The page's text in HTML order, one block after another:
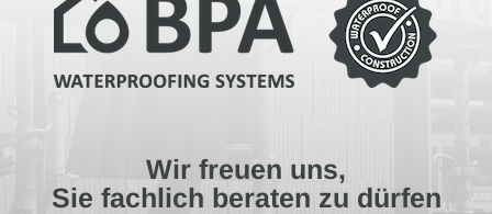
Wir freuen uns,
Sie fachlich beraten zu dürfen